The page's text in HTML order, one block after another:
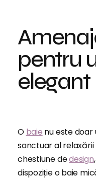
pentru
elegant
O baie nu este doar
sanctuar al relaxării
chestiune dedesign
dispoziție o baie